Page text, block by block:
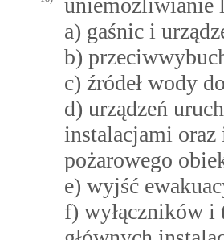
uniemożliwianie
a) gaśnic i
b)
c) źródeł wody
d) urządzeń
instalacjami oraz
pożarowego
e) wyjść
f) wyłączników i